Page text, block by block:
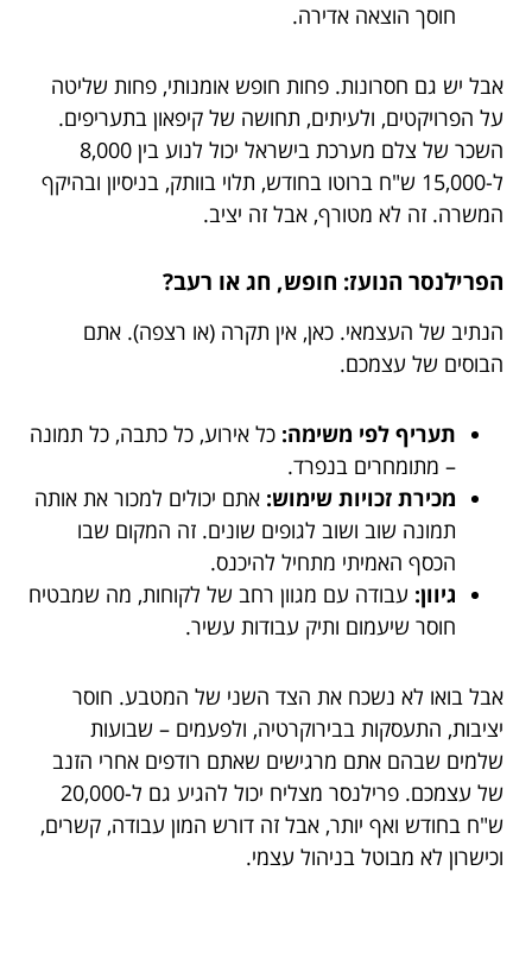
חוסך הוצאה אדירה.
אבל יש גם חסרונות. פחות חופש אומנותי, פחות שליטה
על הפרויקטים, ולעיתים, תחושה של קיפאון בתעריפים.
השכר של צלם מערכת בישראל יכול לנוע בין 8,000
ל-15,000 ש"ח ברוטו בחודש, תלוי בוותק, בניסיון ובהיקף
המשרה. זה לא מטורף, אבל זה יציב.
הפרילנסר הנועז: חופש, חג או רעב?
הנתיב של העצמאי. כאן, אין תקרה (או רצפה). אתם
הבוסים של עצמכם.
תעריף לפי משימה: כל אירוע, כל כתבה, כל תמונה
– מתומחרים בנפרד.
מכירת זכויות שימוש: אתם יכולים למכור את אותה
תמונה שוב ושוב לגופים שונים. זה המקום שבו
הכסף האמיתי מתחיל להיכנס.
גיוון: עבודה עם מגוון רחב של לקוחות, מה שמבטיח
חוסר שיעמום ותיק עבודות עשיר.
אבל בואו לא נשכח את הצד השני של המטבע. חוסר
יציבות, התעסקות בבירוקרטיה, ולפעמים – שבועות
שלמים שבהם אתם מרגישים שאתם רודפים אחרי הזנב
של עצמכם. פרילנסר מצליח יכול להגיע גם ל-20,000
ש"ח בחודש ואף יותר, אבל זה דורש המון עבודה, קשרים,
וכישרון לא מבוטל בניהול עצמי.